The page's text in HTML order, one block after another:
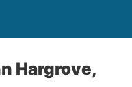
Hargrove,